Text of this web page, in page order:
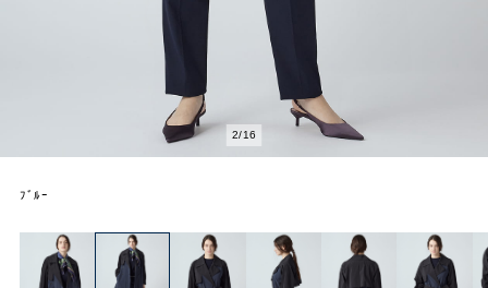
2/16
ﾌﾞﾙｰ